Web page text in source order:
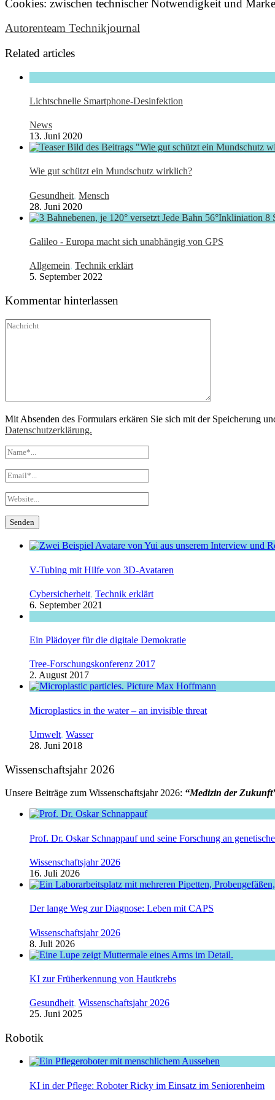
Cookies: zwischen technischer Notwendigkeit und
Autorenteam Technikjournal
Related articles
Lichtschnelle Smartphone-Desinfektion
News
13. Juni 2020
Wie gut schützt ein Mundschutz wirklich?
Gesundheit, Mensch
28. Juni 2020
Galileo - Europa macht sich unabhängig von GPS
Allgemein, Technik erklärt
5. September 2022
Kommentar hinterlassen
Mit Absenden des Formulars erkären Sie sich mit der Speicherung
Datenschutzerklärung.
V-Tubing mit Hilfe von 3D-Avataren
Cybersicherheit, Technik erklärt
6. September 2021
Ein Plädoyer für die digitale Demokratie
Tree-Forschungskonferenz 2017
2. August 2017
Microplastics in the water – an invisible threat
Umwelt, Wasser
28. Juni 2018
Wissenschaftsjahr 2026
Unsere Beiträge zum Wissenschaftsjahr 2026: “Medizin der
Prof. Dr. Oskar Schnappauf und seine Forschung an
Wissenschaftsjahr 2026
16. Juli 2026
Der lange Weg zur Diagnose: Leben mit CAPS
Wissenschaftsjahr 2026
8. Juli 2026
KI zur Früherkennung von Hautkrebs
Gesundheit, Wissenschaftsjahr 2026
25. Juni 2025
Robotik
KI in der Pflege: Roboter Ricky im Einsatz im Seniorenheim